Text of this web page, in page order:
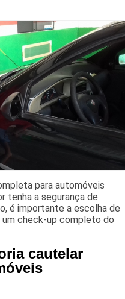
para automóveis
tenha a segurança de
é importante a escolha de
check-up completo do
cautelar